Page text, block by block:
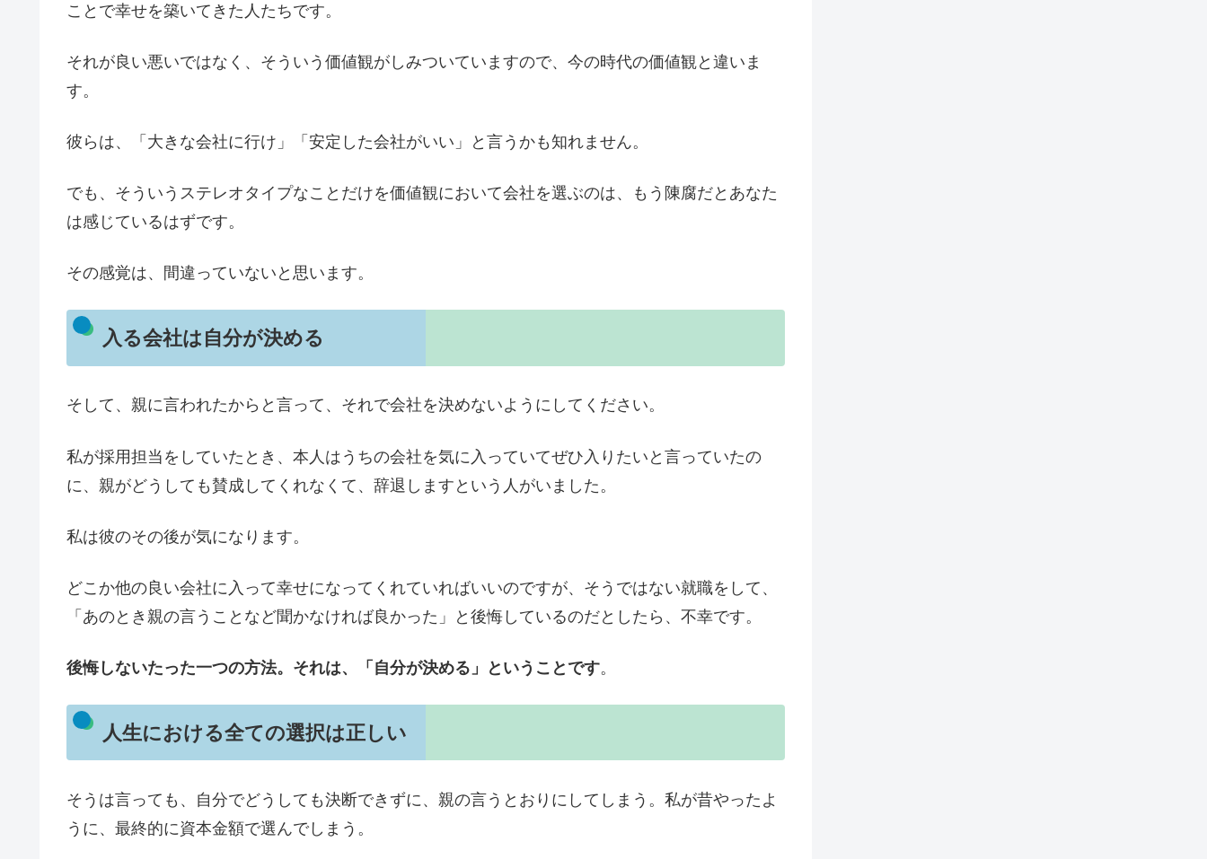
ことで幸せを築いてきた人たちです。
それが良い悪いではなく、そういう価値観がしみついていますので、今の時代の価値観と違いま
す。
彼らは、「大きな会社に行け」「安定した会社がいい」と言うかも知れません。
でも、そういうステレオタイプなことだけを価値観において会社を選ぶのは、もう陳腐だとあなた
は感じているはずです。
その感覚は、間違っていないと思います。
入る会社は自分が決める
そして、親に言われたからと言って、それで会社を決めないようにしてください。
私が採用担当をしていたとき、本人はうちの会社を気に入っていてぜひ入りたいと言っていたの
に、親がどうしても賛成してくれなくて、辞退しますという人がいました。
私は彼のその後が気になります。
どこか他の良い会社に入って幸せになってくれていればいいのですが、そうではない就職をして、
「あのとき親の言うことなど聞かなければ良かった」と後悔しているのだとしたら、不幸です。
後悔しないたった一つの方法。それは、「自分が決める」ということです。
人生における全ての選択は正しい
そうは言っても、自分でどうしても決断できずに、親の言うとおりにしてしまう。私が昔やったよ
うに、最終的に資本金額で選んでしまう。